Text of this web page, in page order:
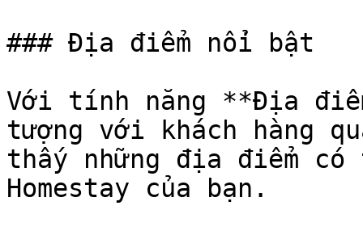
### Địa điểm nổi bật
Với tính năng **Địa
tượng với khách hàng
thấy những địa điểm có
Homestay của bạn.